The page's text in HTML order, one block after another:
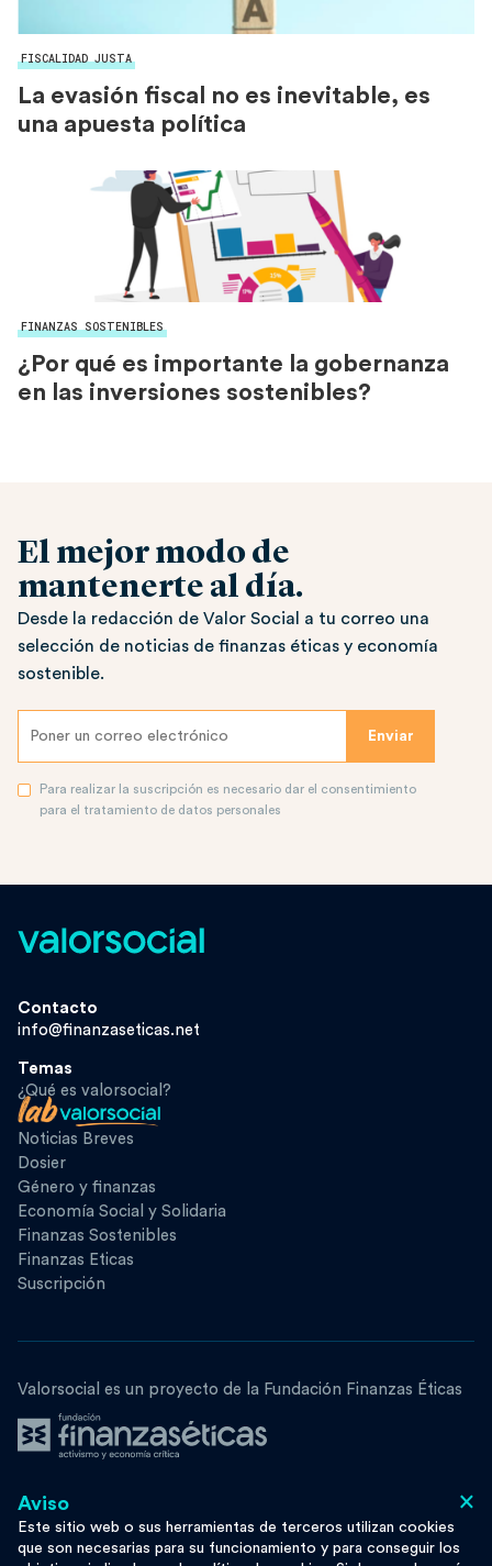
FISCALIDAD JUSTA
La evasión fiscal no es inevitable, es
una apuesta política
FINANZAS SOSTENIBLES
¿Por qué es importante la gobernanza
en las inversiones sostenibles?
El mejor modo de
mantenerte al día.
Desde la redacción de Valor Social a tu correo una
selección de noticias de finanzas éticas y economía
sostenible.
Para realizar la suscripción es necesario dar el consentimiento
para el tratamiento de datos personales
Contacto
info@finanzaseticas.net
Temas
¿Qué es valorsocial?
Noticias Breves
Dosier
Género y finanzas
Economía Social y Solidaria
Finanzas Sostenibles
Finanzas Eticas
Suscripción
Valorsocial es un proyecto de la Fundación Finanzas Éticas
Síguenos ×
Aviso
Este sitio web o sus herramientas de terceros utilizan cookies
que son necesarias para su funcionamiento y para conseguir los